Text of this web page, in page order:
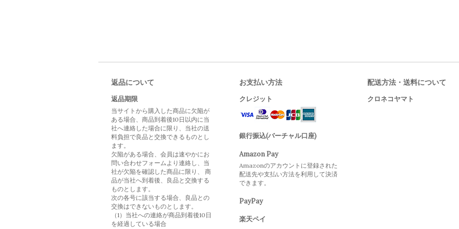
返品について
返品期限
当サイトから購入した商品に欠陥が
ある場合、商品到着後10日以内に当
社へ連絡した場合に限り、当社の送
料負担で良品と交換できるものとし
ます。
欠陥がある場合、会員は速やかにお
問い合わせフォームより連絡し、当
社が欠陥を確認した商品に限り、 商
品が当社へ到着後、良品と交換する
ものとします。
次の各号に該当する場合、良品との
交換はできないものとします。
（1）当社への連絡が商品到着後10日
を経過している場合
お支払い方法
クレジット
銀行振込(バーチャル口座)
Amazon Pay
Amazonのアカウントに登録された
配送先や支払い方法を利用して決済
できます。
PayPay
楽天ペイ
配送方法・送料について
クロネコヤマト